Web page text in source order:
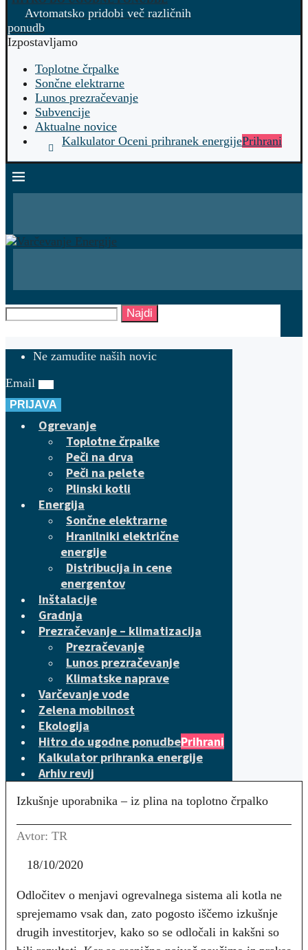
Avtomatsko pridobi več različnih
ponudb
Izpostavljamo
Toplotne črpalke
Sončne elektrarne
Lunos prezračevanje
Subvencije
Aktualne novice
Kalkulator Oceni prihranek energijePrihrani
Najdi
Ne zamudite naših novic
Email
PRIJAVA
Ogrevanje
Toplotne črpalke
Peči na drva
Peči na pelete
Plinski kotli
Energija
Sončne elektrarne
Hranilniki električne
energije
Distribucija in cene
energentov
Inštalacije
Gradnja
Prezračevanje – klimatizacija
Prezračevanje
Lunos prezračevanje
Klimatske naprave
Varčevanje vode
Zelena mobilnost
Ekologija
Hitro do ugodne ponudbePrihrani
Kalkulator prihranka energije
Arhiv revij
Izkušnje uporabnika – iz plina na toplotno črpalko
Avtor: TR
18/10/2020
Odločitev o menjavi ogrevalnega sistema ali kotla ne
sprejemamo vsak dan, zato pogosto iščemo izkušnje
drugih investitorjev, kako so se odločali in kakšni so